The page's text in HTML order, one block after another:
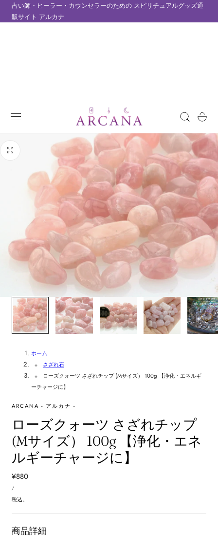
ツにスキップ
占い師・ヒーラー・カウンセラーのための スピリチュアルグッズ通
販サイト アルカナ
ー
ホーム
さざれ石
ローズクォーツ さざれチップ (Mサイズ） 100g 【浄化・エネルギ
ーチャージに】
ARCANA - アルカナ -
ローズクォーツ さざれチップ
(Mサイズ） 100g 【浄化・エネ
ルギーチャージに】
通
常
価
¥880
単
価/あ
り
税込。
商品詳細